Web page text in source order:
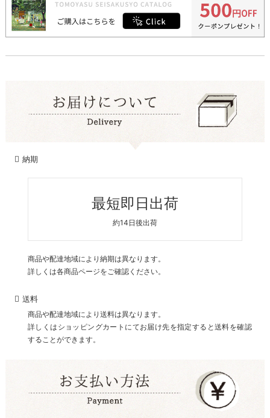
納期
最短即日出荷
約14日後出荷
商品や配達地域により納期は異なります。
詳しくは各商品ページをご確認ください。
送料
商品や配達地域により送料は異なります。
詳しくはショッピングカートにてお届け先を指定すると送料を確認
することができます。